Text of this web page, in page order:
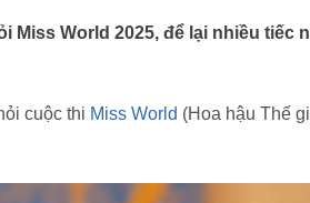
Miss World 2025, để lại nhiều tiếc
cuộc thi Miss World (Hoa hậu Thế